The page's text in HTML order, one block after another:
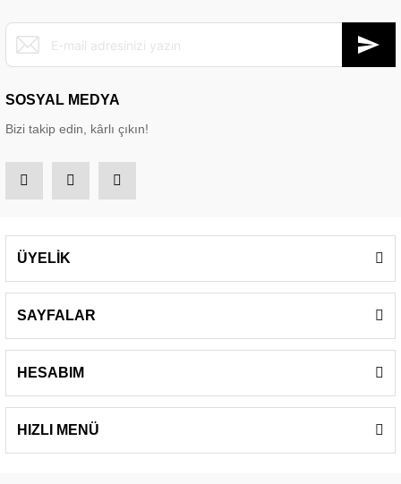
SOSYAL MEDYA
Bizi takip edin, kârlı çıkın!
ÜYELİK
SAYFALAR
HESABIM
HIZLI MENÜ